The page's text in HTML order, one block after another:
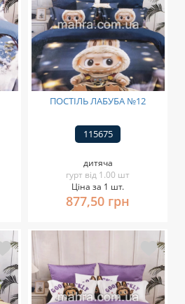
ПОСТІЛЬ ЛАБУБА №12
115675
дитяча
гурт від 1.00 шт
Ціна за 1 шт.
877,50 грн